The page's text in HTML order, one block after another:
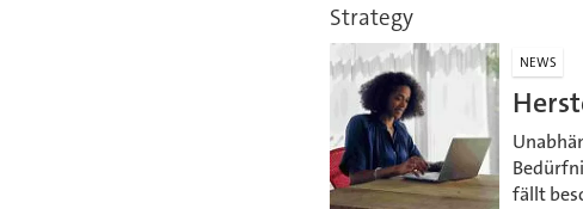
Strategy
NEWS
fällt